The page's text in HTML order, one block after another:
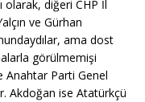
olarak, diğeri CHP İl
ve Gürhan
ama dost
görülmemişi
Anahtar Parti Genel
Akdoğan ise Atatürkçü